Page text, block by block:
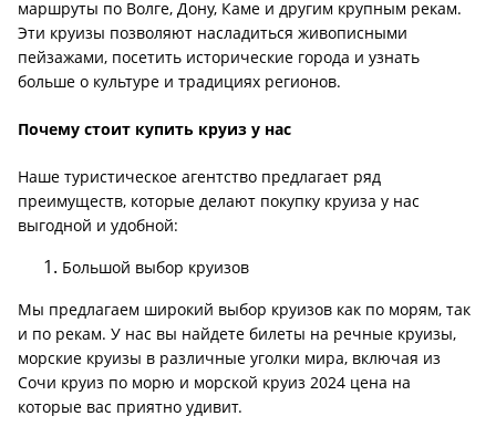
маршруты по Волге, Дону, Каме и другим крупным рекам.
Эти круизы позволяют насладиться живописными
пейзажами, посетить исторические города и узнать
больше о культуре и традициях регионов.
Почему стоит купить круиз у нас
Наше туристическое агентство предлагает ряд
преимуществ, которые делают покупку круиза у нас
выгодной и удобной:
Большой выбор круизов
Мы предлагаем широкий выбор круизов как по морям, так
и по рекам. У нас вы найдете билеты на речные круизы,
морские круизы в различные уголки мира, включая из
Сочи круиз по морю и морской круиз 2024 цена на
которые вас приятно удивит.